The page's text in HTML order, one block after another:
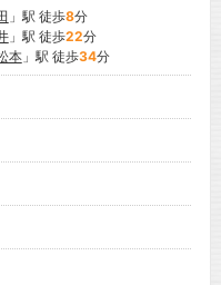
」駅 徒歩8分
」駅 徒歩22分
本」駅 徒歩34分